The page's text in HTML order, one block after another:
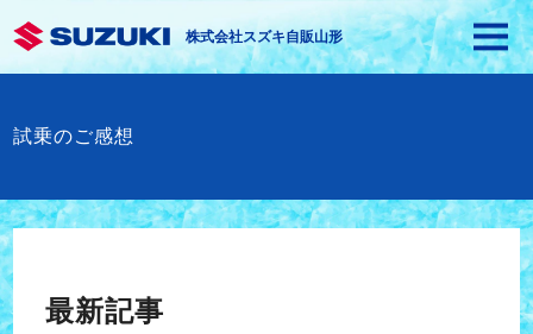
株式会社スズキ自販山形
試乗のご感想
最新記事